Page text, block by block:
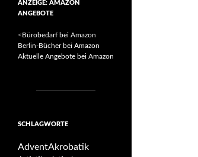
ANZEIGE: AMAZON
ANGEBOTE
<Bürobedarf bei Amazon
Berlin-Bücher bei Amazon
Aktuelle Angebote bei Amazon
SCHLAGWORTE
AdventAkrobatik